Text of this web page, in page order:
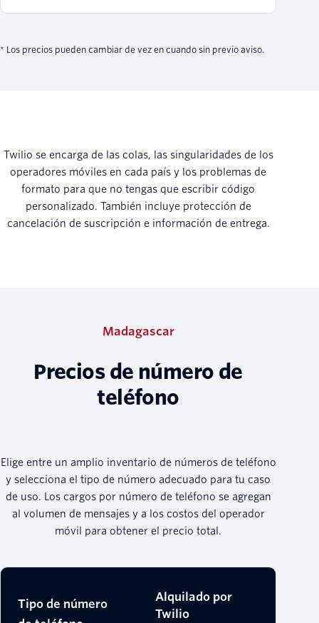
* Los precios pueden cambiar de vez en cuando sin previo aviso.
Twilio se encarga de las colas, las singularidades de los
operadores móviles en cada país y los problemas de
formato para que no tengas que escribir código
personalizado. También incluye protección de
cancelación de suscripción e información de entrega.
Madagascar
Precios de número de
teléfono
Elige entre un amplio inventario de números de teléfono
y selecciona el tipo de número adecuado para tu caso
de uso. Los cargos por número de teléfono se agregan
al volumen de mensajes y a los costos del operador
móvil para obtener el precio total.
Tipo de número
Alquilado por
Twilio